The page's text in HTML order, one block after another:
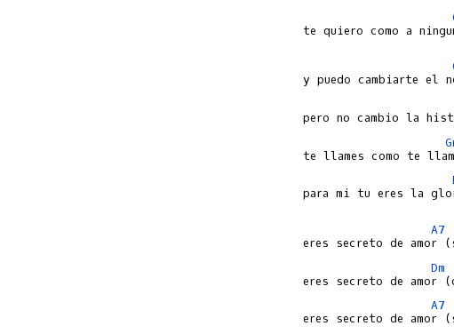
te quiero como a
para mi tu eres la
A7
Dm
A7